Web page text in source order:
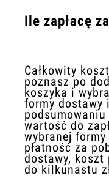
Ile zapłacę
Całkowity
poznasz po
koszyka i
formy dostawy
podsumowaniu
wartość do
wybranej
płatność za
dostawy, koszt
do kilkunastu